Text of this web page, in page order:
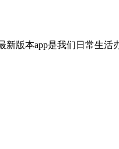
版本app是我们日常生活